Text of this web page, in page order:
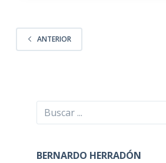
ANTERIOR
Buscar
BERNARDO HERRADÓN